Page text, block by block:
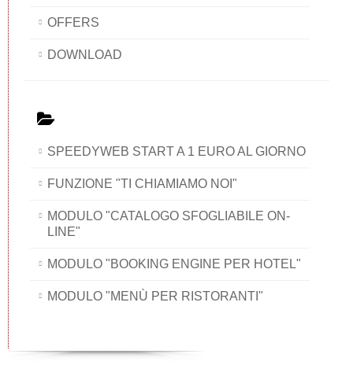
OFFERS
DOWNLOAD
SPEEDYWEB START A 1 EURO AL GIORNO
FUNZIONE "TI CHIAMIAMO NOI"
MODULO "CATALOGO SFOGLIABILE ON-
LINE"
MODULO "BOOKING ENGINE PER HOTEL"
MODULO "MENÙ PER RISTORANTI"